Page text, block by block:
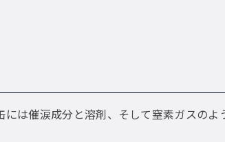
は催涙成分と溶剤、そして窒素ガスの